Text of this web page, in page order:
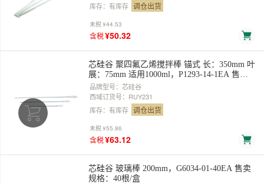
库存：有库存 调仓出货
未税¥44.53
含税¥50.32
芯硅谷 聚四氟乙烯搅拌棒 锚式 长：350mm 叶
展：75mm 适用1000ml，P1293-14-1EA 售卖
规格：1个
品牌型号：芯硅谷
西域订货号：RUY231
库存：有库存 调仓出货
未税¥55.86
含税¥63.12
芯硅谷 玻璃棒 200mm，G6034-01-40EA 售卖
规格：40根/盒